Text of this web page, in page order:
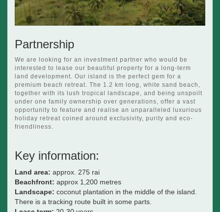
Partnership
We are looking for an investment partner who would be
interested to lease our beautiful property for a long-term
land development. Our island is the perfect gem for a
premium beach retreat. The 1.2 km long, white sand beach,
together with its lush tropical landscape, and being unspoilt
under one family ownership over generations, offer a vast
opportunity to feature and realise an unparalleled luxurious
holiday retreat coined around exclusivity, purity and eco-
friendliness.
Key information:
Land area: approx. 275 rai
Beachfront: approx 1,200 metres
Landscape: coconut plantation in the middle of the island.
There is a tracking route built in some parts.